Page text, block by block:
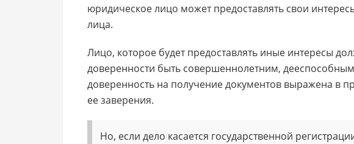
юридическое лицо может предоставлять свои
лица.
Лицо, которое будет предоставлять иные интересы
доверенности быть совершеннолетним,
доверенность на получение документов выражена в
ее заверения.
Но, если дело касается государственной